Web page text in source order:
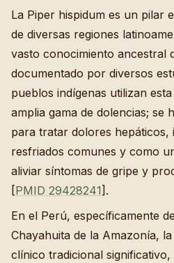
La Piper hispidum es un pilar
de diversas regiones
vasto conocimiento ancestral
documentado por diversos
pueblos indígenas utilizan
amplia gama de dolencias; se
para tratar dolores hepáticos,
resfriados comunes y como
aliviar síntomas de gripe y
[PMID 29428241].
En el Perú, específicamente
Chayahuita de la Amazonía,
clínico tradicional